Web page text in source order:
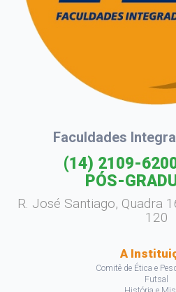
Faculdades
(14) 2109-
PÓS-
R. José Santiago, Quadra
120
A
Comitê de Ética e
Futsal